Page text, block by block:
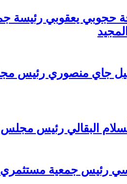
حجوبي يعقوبي رئيسة
جاي منصوري رئيس
السلام البقالي رئيس
رئيس جمعية مستثمري